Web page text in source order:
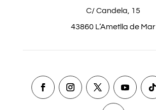
C/ Candela, 15
43860 L’Ametlla de Mar